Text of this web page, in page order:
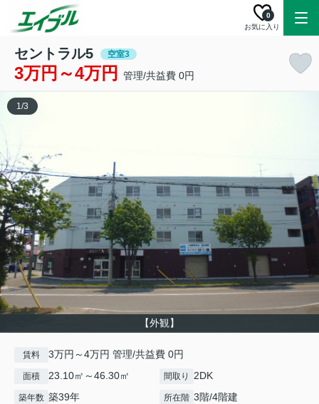
お気に入り
0
セントラル5 空室3
3万円～4万円 管理/共益費 0円
【外観】
1/3
賃料 3万円～4万円 管理/共益費 0円
面積 23.10㎡～46.30㎡ 間取り 2DK
築年数 築39年 所在階 3階/4階建